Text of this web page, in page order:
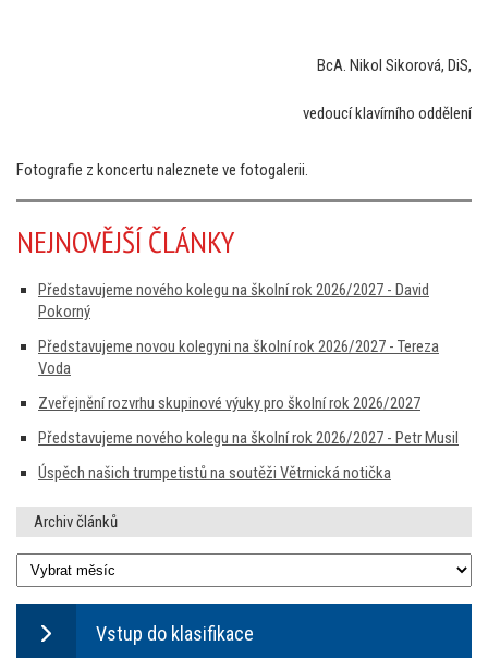
BcA. Nikol Sikorová, DiS,
vedoucí klavírního oddělení
Fotografie z koncertu naleznete ve fotogalerii.
NEJNOVĚJŠÍ ČLÁNKY
Představujeme nového kolegu na školní rok 2026/2027 - David
Pokorný
Představujeme novou kolegyni na školní rok 2026/2027 - Tereza
Voda
Zveřejnění rozvrhu skupinové výuky pro školní rok 2026/2027
Představujeme nového kolegu na školní rok 2026/2027 - Petr Musil
Úspěch našich trumpetistů na soutěži Větrnická notička
Archiv článků
Vstup do klasifikace